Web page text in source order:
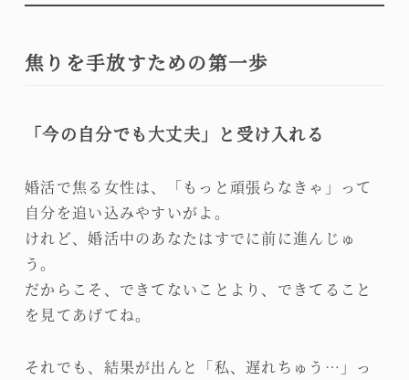
焦りを手放すための第一歩
「今の自分でも大丈夫」と受け入れる
婚活で焦る女性は、「もっと頑張らなきゃ」って
自分を追い込みやすいがよ。
けれど、婚活中のあなたはすでに前に進んじゅ
う。
だからこそ、できてないことより、できてること
を見てあげてね。
それでも、結果が出んと「私、遅れちゅう…」っ